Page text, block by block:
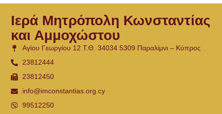
Ιερά Μητρόπολη Κωνσταντίας
και Αμμοχώστου
Αγίου Γεωργίου 12 Τ.Θ. 34034 5309 Παραλίμνι – Κύπρος
23812444
23812450
info@imconstantias.org.cy
99512250